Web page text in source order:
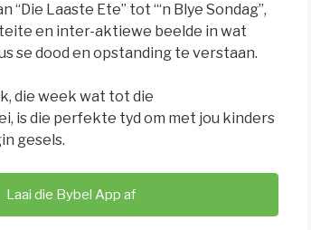
“Die Laaste Ete” tot “‘n Blye Sondag”,
en inter-aktiewe beelde in wat
se dood en opstanding te verstaan.
die week wat tot die
is die perfekte tyd om met jou kinders
gesels.
Laai die Bybel App af